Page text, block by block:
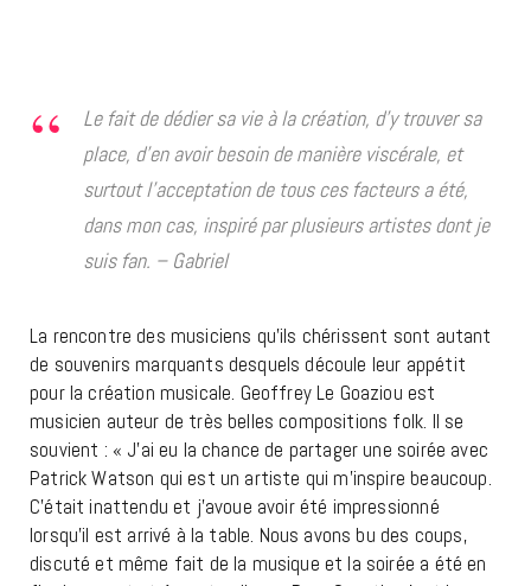
Le fait de dédier sa vie à la création, d’y trouver sa
place, d’en avoir besoin de manière viscérale, et
surtout l’acceptation de tous ces facteurs a été,
dans mon cas, inspiré par plusieurs artistes dont je
suis fan. – Gabriel
La rencontre des musiciens qu’ils chérissent sont autant
de souvenirs marquants desquels découle leur appétit
pour la création musicale. Geoffrey Le Goaziou est
musicien auteur de très belles compositions folk. Il se
souvient : « J’ai eu la chance de partager une soirée avec
Patrick Watson qui est un artiste qui m’inspire beaucoup.
C’était inattendu et j’avoue avoir été impressionné
lorsqu’il est arrivé à la table. Nous avons bu des coups,
discuté et même fait de la musique et la soirée a été en